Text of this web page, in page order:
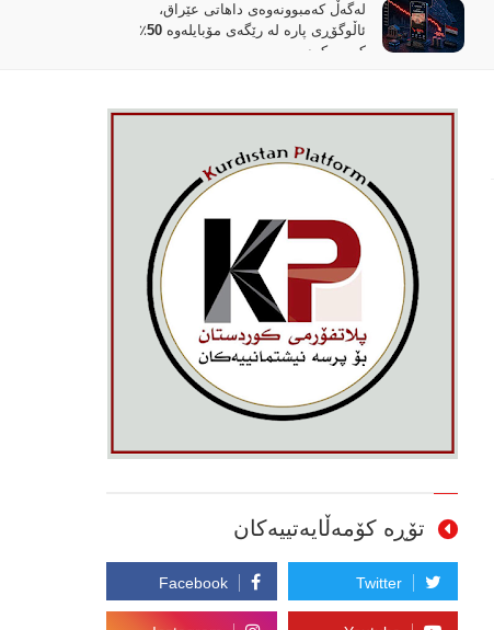
لەگەڵ کەمبوونەوەی داهاتی عێراق،
ئاڵوگۆڕی پارە لە رێگەی مۆبایلەوە 50٪
کەمی کردووە
تۆڕە کۆمەڵایەتییەکان